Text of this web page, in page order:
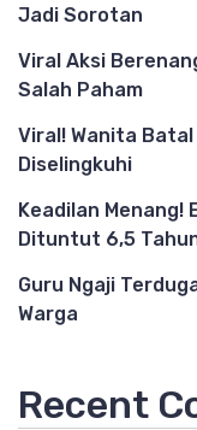
Jadi Sorotan
Viral Aksi
Salah Paham
Viral! Wanita
Diselingkuhi
Keadilan Menang!
Dituntut 6,5
Guru Ngaji
Warga
Recent